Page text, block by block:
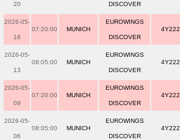
20 DISCOVER
2026-05-
16
07:20:00 MUNICH
EUROWINGS
DISCOVER
4Y222
2026-05-
13
08:05:00 MUNICH
EUROWINGS
DISCOVER
4Y222
2026-05-
09
07:20:00 MUNICH
EUROWINGS
DISCOVER
4Y222
2026-05-
06
08:05:00 MUNICH
EUROWINGS
DISCOVER
4Y222